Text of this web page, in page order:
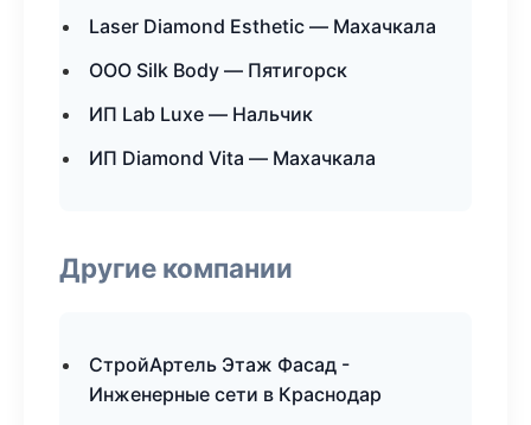
Laser Diamond Esthetic — Махачкала
ООО Silk Body — Пятигорск
ИП Lab Luxe — Нальчик
ИП Diamond Vita — Махачкала
Другие компании
СтройАртель Этаж Фасад -
Инженерные сети в Краснодар